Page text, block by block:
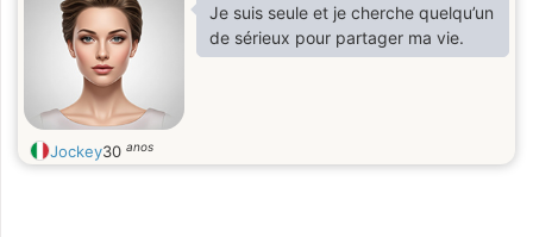
Je suis seule et je cherche quelqu’un
de sérieux pour partager ma vie.
Jockey30 anos